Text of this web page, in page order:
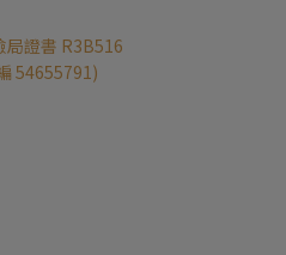
局證書 R3B516
54655791)